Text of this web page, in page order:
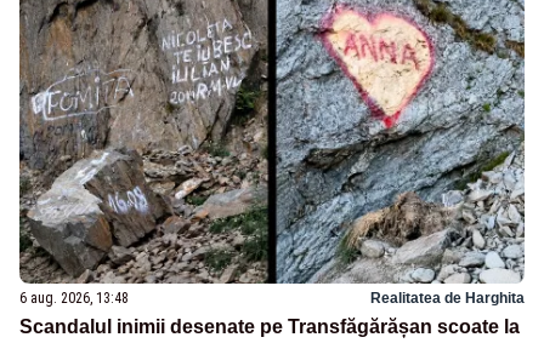
6 aug. 2026, 13:48 Realitatea de Harghita
Scandalul inimii desenate pe Transfăgărășan scoate la